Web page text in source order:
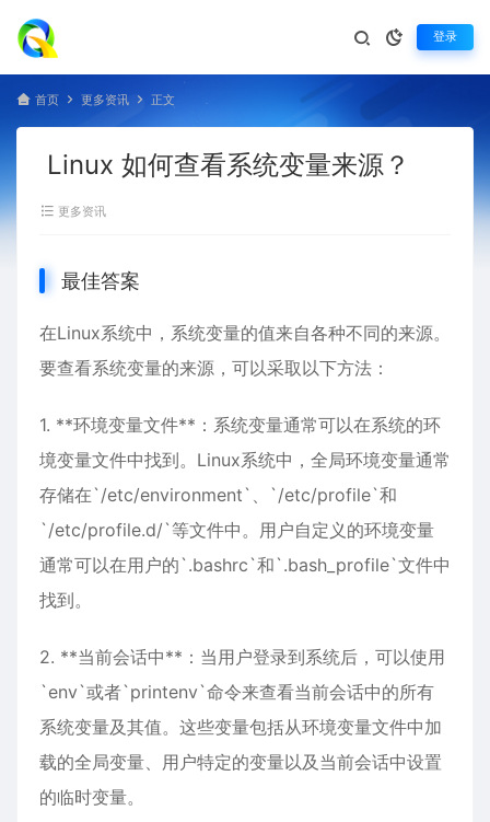
登录
首页 更多资讯 正文
Linux 如何查看系统变量来源？
更多资讯
最佳答案
在Linux系统中，系统变量的值来自各种不同的来源。
要查看系统变量的来源，可以采取以下方法：
1. **环境变量文件**：系统变量通常可以在系统的环
境变量文件中找到。Linux系统中，全局环境变量通常
存储在`/etc/environment`、`/etc/profile`和
`/etc/profile.d/`等文件中。用户自定义的环境变量
通常可以在用户的`.bashrc`和`.bash_profile`文件中
找到。
2. **当前会话中**：当用户登录到系统后，可以使用
`env`或者`printenv`命令来查看当前会话中的所有
系统变量及其值。这些变量包括从环境变量文件中加
载的全局变量、用户特定的变量以及当前会话中设置
的临时变量。